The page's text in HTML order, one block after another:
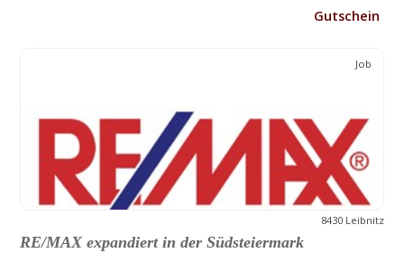
Gutschein
Job
8430 Leibnitz
RE/MAX expandiert in der Südsteiermark